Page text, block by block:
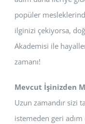
popüler
ilginizi çekiyorsa,
Akademisi ile
zamanı!
Mevcut İşinizden Mi
Uzun zamandır sizi
istemeden geri adım